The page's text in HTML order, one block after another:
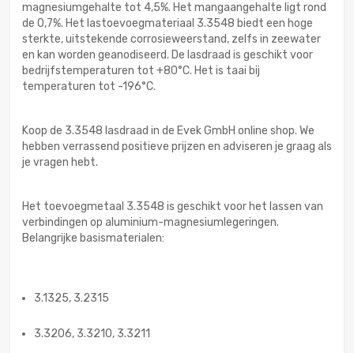
magnesiumgehalte tot 4,5%. Het mangaangehalte ligt rond
de 0,7%. Het lastoevoegmateriaal 3.3548 biedt een hoge
sterkte, uitstekende corrosieweerstand, zelfs in zeewater
en kan worden geanodiseerd. De lasdraad is geschikt voor
bedrijfstemperaturen tot +80°C. Het is taai bij
temperaturen tot -196°C.
Koop de 3.3548 lasdraad in de Evek GmbH online shop. We
hebben verrassend positieve prijzen en adviseren je graag als
je vragen hebt.
Het toevoegmetaal 3.3548 is geschikt voor het lassen van
verbindingen op aluminium-magnesiumlegeringen.
Belangrijke basismaterialen:
3.1325, 3.2315
3.3206, 3.3210, 3.3211